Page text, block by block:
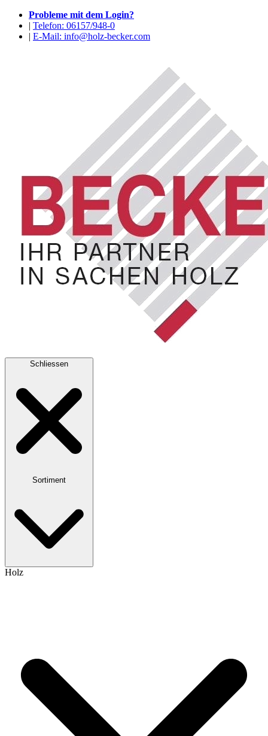
Probleme mit dem Login?
| Telefon: 06157/948-0
| E-Mail: info@holz-becker.com
Schliessen
Sortiment
Holz